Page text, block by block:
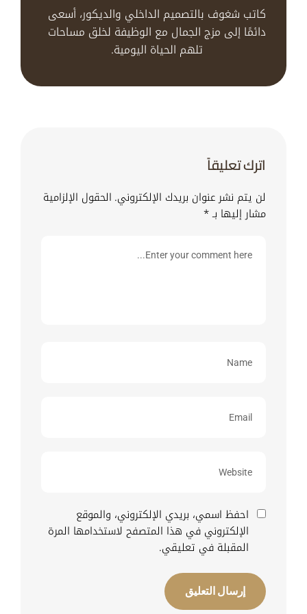
كاتب شغوف بالتصميم الداخلي والديكور، أسعى
دائمًا إلى مزج الجمال مع الوظيفة لخلق مساحات
تلهم الحياة اليومية.
اترك تعليقاً
لن يتم نشر عنوان بريدك الإلكتروني. الحقول الإلزامية
مشار إليها بـ*
احفظ اسمي، بريدي الإلكتروني، والموقع
الإلكتروني في هذا المتصفح لاستخدامها المرة
المقبلة في تعليقي.